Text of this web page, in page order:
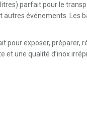
parfait pour le
autres événements. Les
pour exposer, préparer,
une qualité d’inox